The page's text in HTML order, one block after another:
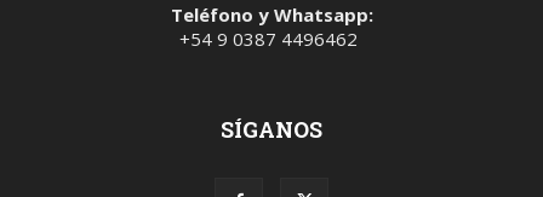
Teléfono y Whatsapp:
+54 9 0387 4496462
SÍGANOS